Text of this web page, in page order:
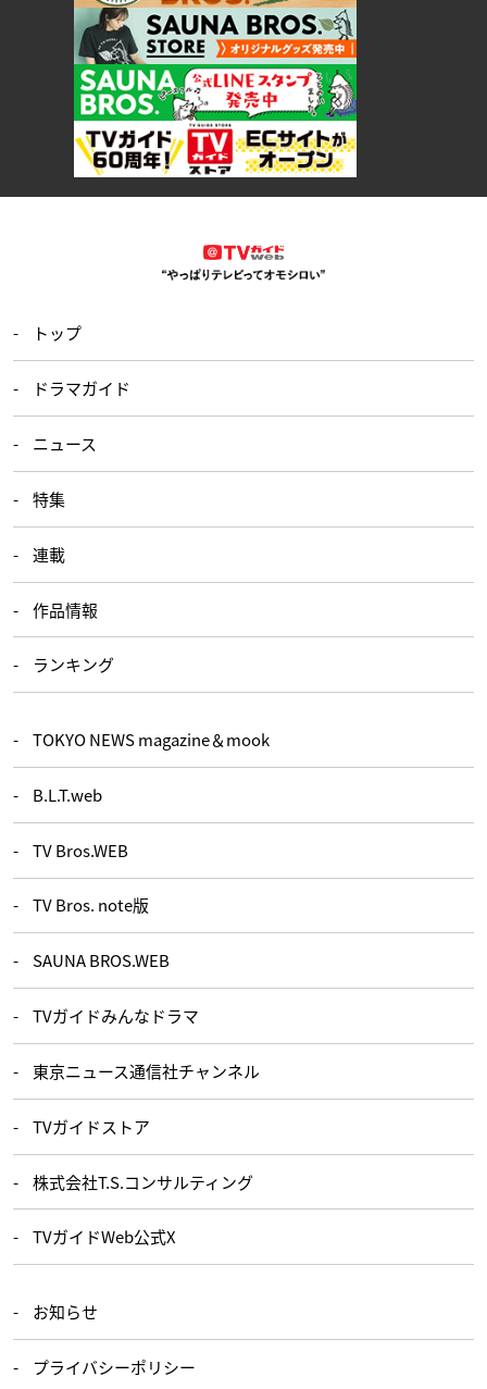
トップ
ドラマガイド
ニュース
特集
連載
作品情報
ランキング
TOKYO NEWS magazine＆mook
B.L.T.web
TV Bros.WEB
TV Bros. note版
SAUNA BROS.WEB
TVガイドみんなドラマ
東京ニュース通信社チャンネル
TVガイドストア
株式会社T.S.コンサルティング
TVガイドWeb公式X
お知らせ
プライバシーポリシー